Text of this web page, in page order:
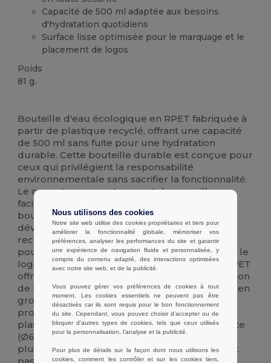
Capacité de 500 ml adaptée aux besoins
d'hydratation quotidiens
Surface lisse optimisée pour le marquage et le
placement de logos
Poids
81 g.
Bouteille d'eau écologique en RPET fabriquée à
partir de plastique recyclé, offrant une capacité
de 500 ml sans fuite pour une hydratation
durable. Cette bouteille durable est conçue pour
ceux qui privilégient la responsabilité
environnementale sans sacrifier la fonctionnalité.
Le corps transparent permet de surveiller
facilement le niveau de liquide, tandis que le
bouchon à vis sécurisé garantit l'absence de
déversement dans les sacs. Que vous
recherchiez une bouteille réutilisable vierge
pour un usage personnel ou un support pour le
logo de votre entreprise, cette bouteille en RPET
offre une surface lisse pour une personnalisation
de haute qualité. Idéale pour les commandes en
gros, les cadeaux d'entreprise et les articles
promotionnels, elle aide à réduire les déchets
plastiques à usage unique. Légère et compacte
(Ø6X20,5CM), elle s'adapte facilement à la
plupart des porte-gobelets. Note : ne convient
Nous utilisons des cookies
Notre site web utilise des cookies propriétaires et tiers pour
améliorer la fonctionnalité globale, mémoriser vos
préférences, analyser les performances du site et garantir
une expérience de navigation fluide et personnalisée, y
compris du contenu adapté, des interactions optimisées
avec notre site web, et de la publicité.
Vous pouvez gérer vos préférences de cookies à tout
moment. Les cookies essentiels ne peuvent pas être
désactivés car ils sont requis pour le bon fonctionnement
du site. Cependant, vous pouvez choisir d’accepter ou de
bloquer d'autres types de cookies, tels que ceux utilisés
pour la personnalisation, l'analyse et la publicité.
Pour plus de détails sur la façon dont nous utilisons les
cookies, comment les contrôler et sur les cookies tiers,